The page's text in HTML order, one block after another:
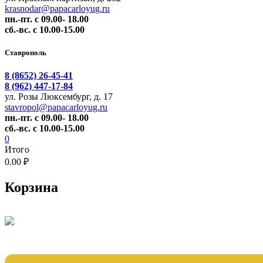
krasnodar@papacarloyug.ru
пн.-пт. с 09.00- 18.00
сб.-вс. с 10.00-15.00
Ставрополь
8 (8652) 26-45-41
8 (962) 447-17-84
ул. Розы Люксембург, д. 17
stavropol@papacarloyug.ru
пн.-пт. с 09.00- 18.00
сб.-вс. с 10.00-15.00
0
Итого
0.00 ₽
Корзина